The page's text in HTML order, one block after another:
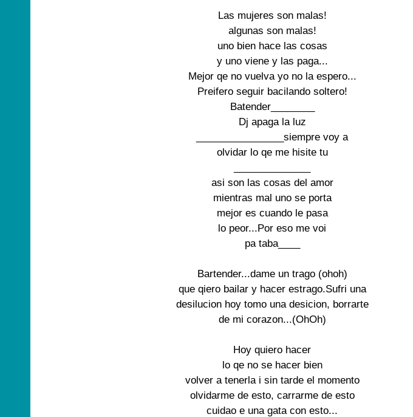
Las mujeres son malas!
algunas son malas!
uno bien hace las cosas
y uno viene y las paga...
Mejor qe no vuelva yo no la espero...
Preifero seguir bacilando soltero!
Batender________
Dj apaga la luz
________________siempre voy a
olvidar lo qe me hisite tu
asi son las cosas del amor
mientras mal uno se porta
mejor es cuando le pasa
lo peor...Por eso me voi
pa taba____
Bartender...dame un trago (ohoh)
que qiero bailar y hacer estrago.Sufri una
desilucion hoy tomo una desicion, borrarte
de mi corazon...(OhOh)
Hoy quiero hacer
lo qe no se hacer bien
volver a tenerla i sin tarde el momento
olvidarme de esto, carrarme de esto
cuidao e una gata con esto...